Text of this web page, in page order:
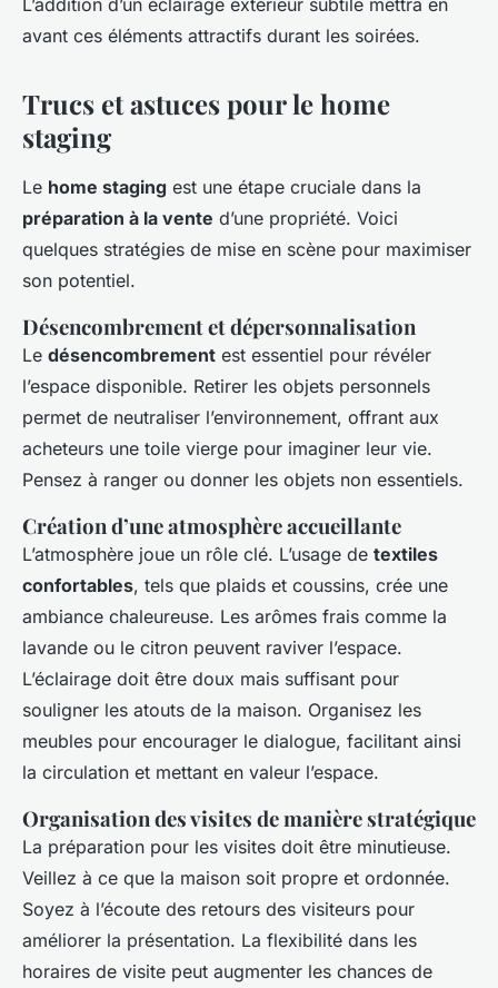
L’addition d’un éclairage extérieur subtile mettra en
avant ces éléments attractifs durant les soirées.
Trucs et astuces pour le home
staging
Le home staging est une étape cruciale dans la
préparation à la vente d’une propriété. Voici
quelques stratégies de mise en scène pour maximiser
son potentiel.
Désencombrement et dépersonnalisation
Le désencombrement est essentiel pour révéler
l’espace disponible. Retirer les objets personnels
permet de neutraliser l’environnement, offrant aux
acheteurs une toile vierge pour imaginer leur vie.
Pensez à ranger ou donner les objets non essentiels.
Création d’une atmosphère accueillante
L’atmosphère joue un rôle clé. L’usage de textiles
confortables, tels que plaids et coussins, crée une
ambiance chaleureuse. Les arômes frais comme la
lavande ou le citron peuvent raviver l’espace.
L’éclairage doit être doux mais suffisant pour
souligner les atouts de la maison. Organisez les
meubles pour encourager le dialogue, facilitant ainsi
la circulation et mettant en valeur l’espace.
Organisation des visites de manière stratégique
La préparation pour les visites doit être minutieuse.
Veillez à ce que la maison soit propre et ordonnée.
Soyez à l’écoute des retours des visiteurs pour
améliorer la présentation. La flexibilité dans les
horaires de visite peut augmenter les chances de